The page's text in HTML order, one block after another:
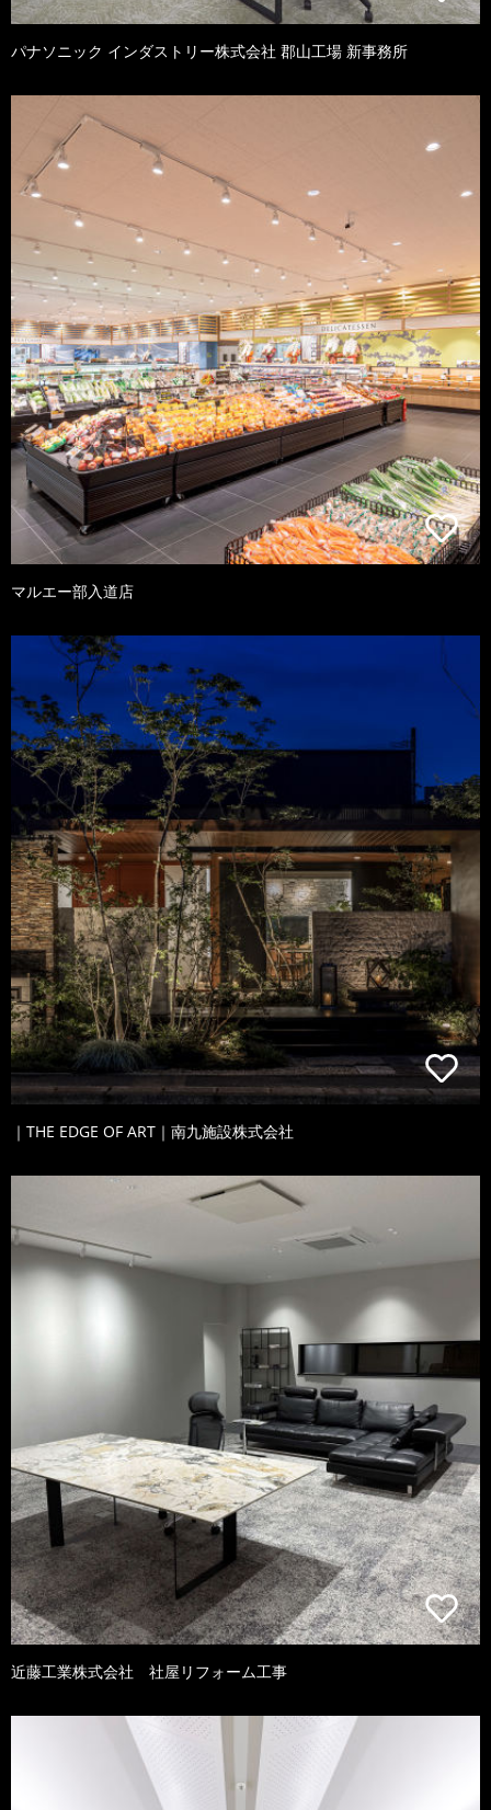
パナソニック インダストリー株式会社 郡山工場 新事務所
マルエー部入道店
｜THE EDGE OF ART｜南九施設株式会社
近藤工業株式会社 社屋リフォーム工事